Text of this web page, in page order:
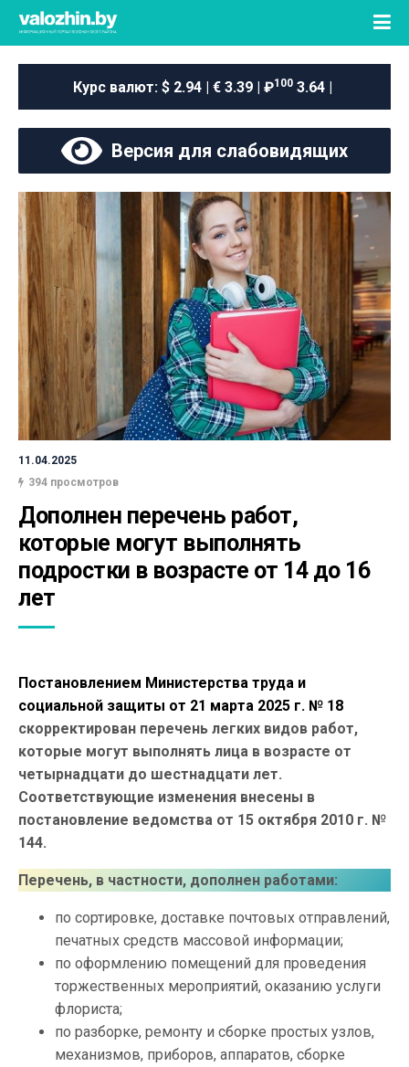
Курс валют: $ 2.94 | € 3.39 | ₽100 3.64 |
Версия для слабовидящих
11.04.2025
394 просмотров
Дополнен перечень работ,
которые могут выполнять
подростки в возрасте от 14 до 16
лет
Постановлением Министерства труда и
социальной защиты от 21 марта 2025 г. № 18
скорректирован перечень легких видов работ,
которые могут выполнять лица в возрасте от
четырнадцати до шестнадцати лет.
Соответствующие изменения внесены в
постановление ведомства от 15 октября 2010 г. №
144.
Перечень, в частности, дополнен работами:
по сортировке, доставке почтовых отправлений,
печатных средств массовой информации;
по оформлению помещений для проведения
торжественных мероприятий, оказанию услуги
флориста;
по разборке, ремонту и сборке простых узлов,
механизмов, приборов, аппаратов, сборке